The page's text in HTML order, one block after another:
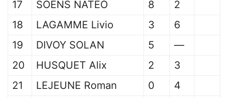
17
SOENS NATEO 8
2
18
LAGAMME Livio 3
6
19
DIVOY SOLAN 5
—
20
HUSQUET Alix 2
3
21
LEJEUNE Roman 0
4